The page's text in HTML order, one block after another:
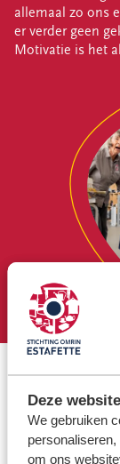
Deze
We gebruiken
om ons
allemaal zo ons
er verder geen
Motivatie is het